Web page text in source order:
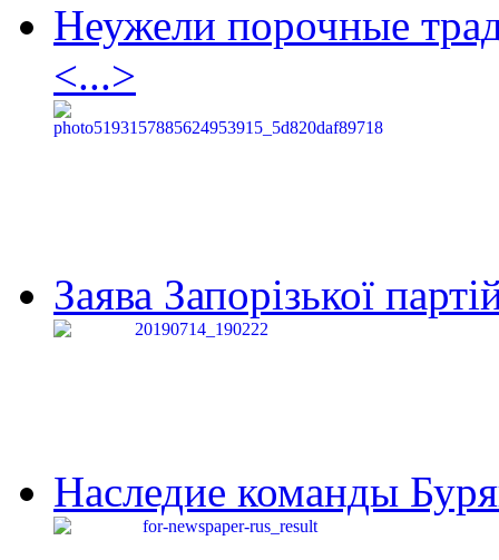
Неужели порочные
<...>
Заява Запорізької
Наследие команды